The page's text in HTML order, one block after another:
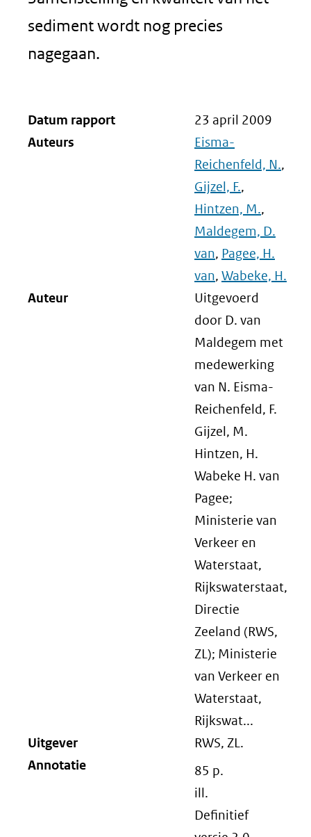
sediment wordt nog precies
nagegaan.
Datum rapport
23 april 2009
Auteurs
Eisma-
Reichenfeld, N.,
Gijzel, F.,
Hintzen, M.,
Maldegem, D.
van, Pagee, H.
van, Wabeke, H.
Auteur
Uitgevoerd
door D. van
Maldegem met
medewerking
van N. Eisma-
Reichenfeld, F.
Gijzel, M.
Hintzen, H.
Wabeke H. van
Pagee;
Ministerie van
Verkeer en
Waterstaat,
Rijkswaterstaat,
Directie
Zeeland (RWS,
ZL); Ministerie
van Verkeer en
Waterstaat,
Rijkswat...
Uitgever
RWS, ZL.
Annotatie
85 p.
ill.
Definitief